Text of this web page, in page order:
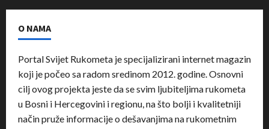
O NAMA
Portal Svijet Rukometa je specijalizirani internet magazin
koji je počeo sa radom sredinom 2012. godine. Osnovni
cilj ovog projekta jeste da se svim ljubiteljima rukometa
u Bosni i Hercegovini i regionu, na što bolji i kvalitetniji
način pruže informacije o dešavanjima na rukometnim